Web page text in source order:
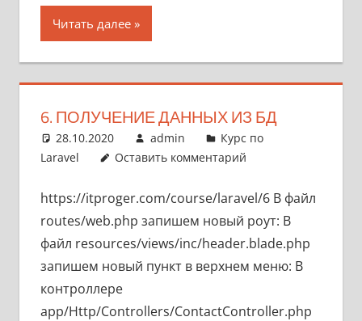
Читать далее
6. ПОЛУЧЕНИЕ ДАННЫХ ИЗ БД
28.10.2020 admin
Курс по
Laravel
Оставить комментарий
https://itproger.com/course/laravel/6 В файл
routes/web.php запишем новый роут: В
файл resources/views/inc/header.blade.php
запишем новый пункт в верхнем меню: В
контроллере
app/Http/Controllers/ContactController.php